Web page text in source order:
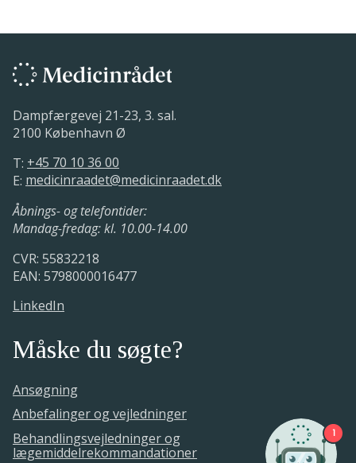
Dampfærgevej 21-23, 3. sal.
2100 København Ø
T: +45 70 10 36 00
E: medicinraadet@medicinraadet.dk
Åbnings- og telefontider:
Mandag-fredag: kl. 10.00-14.00
CVR: 55832218
EAN: 5798000016477
LinkedIn
Måske du søgte?
Ansøgning
Anbefalinger og vejledninger
Behandlingsvejledninger og
lægemiddelrekommandationer
1